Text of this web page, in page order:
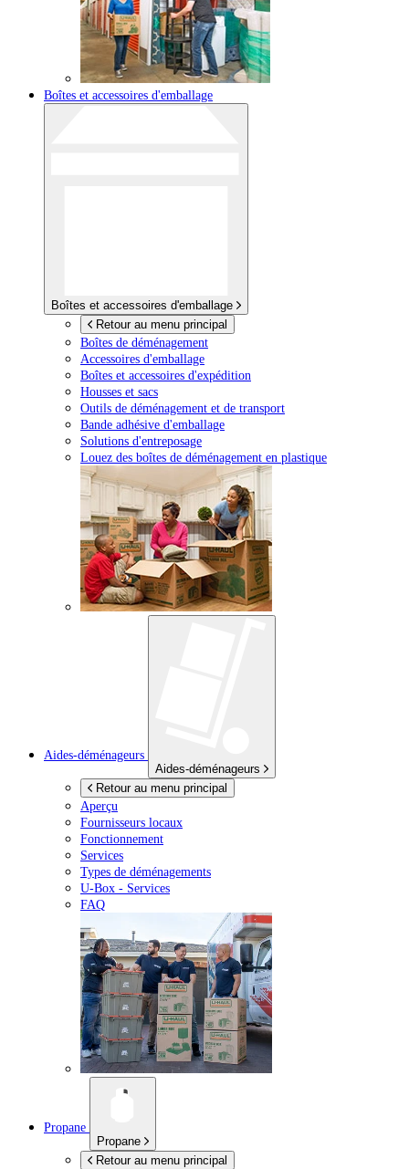
Boîtes et accessoires d'emballage
Boîtes et accessoires d'emballage
Retour au menu principal
Boîtes de déménagement
Accessoires d'emballage
Boîtes et accessoires d'expédition
Housses et sacs
Outils de déménagement et de transport
Bande adhésive d'emballage
Solutions d'entreposage
Louez des boîtes de déménagement en plastique
Aides-déménageurs
Aides-déménageurs
Retour au menu principal
Aperçu
Fournisseurs locaux
Fonctionnement
Services
Types de déménagements
U-Box - Services
FAQ
Propane
Propane
Retour au menu principal